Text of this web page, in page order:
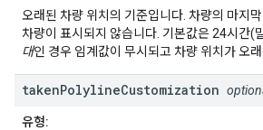
오래된 차량 위치의 기준입니다. 차량의 마지
차량이 표시되지 않습니다. 기본값은 24시간
대인 경우 임계값이 무시되고 차량 위치가 오
takenPolylineCustomization
유형: